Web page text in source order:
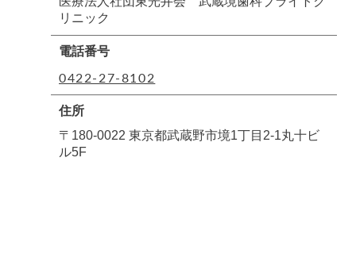
リニック
電話番号
0422-27-8102
住所
〒180-0022 東京都武蔵野市境1丁目2-1丸十ビ
ル5F